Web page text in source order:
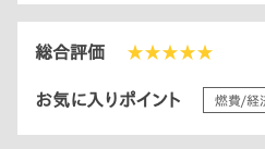
総合評価 ★★★★★
お気に入りポイント 燃費/経